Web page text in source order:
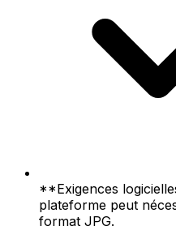
**Exigences
plateforme peut
format JPG.